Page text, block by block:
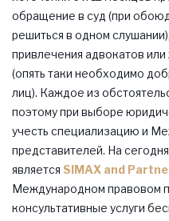
обращение в суд (при
решиться в одном
привлечения адвокатов
(опять таки необходимо
лиц). Каждое из
поэтому при выборе
учесть специализацию и
представителей. На
является SIMAX and
Международном правовом
консультативные услуги